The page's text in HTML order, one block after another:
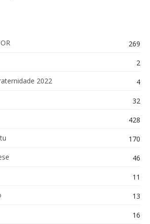
269
2
2022
4
32
428
170
46
11
13
16